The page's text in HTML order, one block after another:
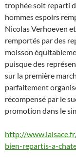
trophée soit reparti
hommes espoirs
Nicolas Verhoeven
remportés par des
moisson
puisque des
sur la première
parfaitement
récompensé par le
promotion dans le
http://
bien-repartis-a-